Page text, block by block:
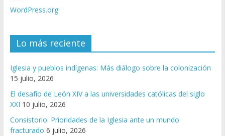
WordPress.org
Lo más reciente
Iglesia y pueblos indígenas: Más diálogo sobre la colonización
15 julio, 2026
El desafío de León XIV a las universidades católicas del siglo
XXI 10 julio, 2026
Consistorio: Prioridades de la Iglesia ante un mundo
fracturado 6 julio, 2026